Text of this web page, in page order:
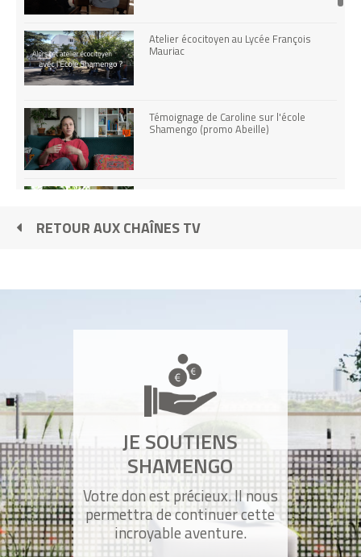
Atelier écocitoyen au Lycée François
Mauriac
Témoignage de Caroline sur l'école
Shamengo (promo Abeille)
Le kit d'initiation de l'école Shamengo par
"Salut les Bichons"
" Shamengo, vous connaissez ? "
RETOUR AUX CHAÎNES TV
JE SOUTIENS
SHAMENGO
Votre don est précieux. Il nous
permettra de continuer cette
incroyable aventure.